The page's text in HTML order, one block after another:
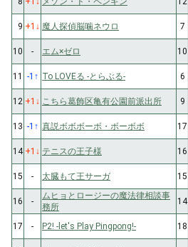
9 +1 ↓ 魔人探偵脳噛ネウロ 7
10
- エム×ゼロ 10
11
-1 ↑ To LOVEる -とらぶる- 6
12 +1 ↓ こちら葛飾区亀有公園前派出所 9
13 -1 ↑ 真説ボボボーボ・ボーボボ 17
14 +1 ↓ テニスの王子様 16
15
- 太臓もて王サーガ 15
16
-
ムヒョとロージーの魔法律相談事
務所
14
17
- P2! -let's Play Pingpong!- 18